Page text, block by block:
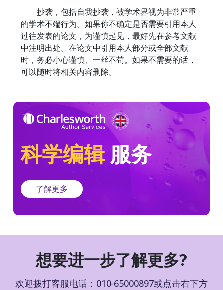
抄袭，包括自我抄袭，被学术界视为非常严重
的学术不端行为。如果你不确定是否需要引用本人
过往发表的论文，为谨慎起见，最好先在参考文献
中注明出处。在论文中引用本人部分或全部文献
时，务必小心谨慎、一丝不苟。如果不需要的话，
可以随时将相关内容删除。
科学编辑服务
了解更多
想要进一步了解更多?
欢迎拨打客服电话：010-65000897或点击右下方